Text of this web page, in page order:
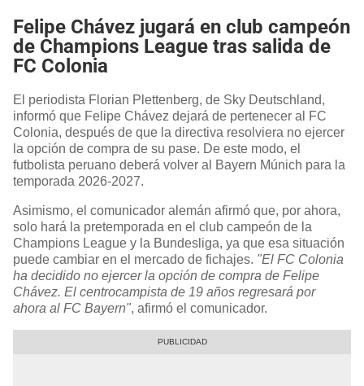
Felipe Chávez jugará en club campeón
de Champions League tras salida de
FC Colonia
El periodista Florian Plettenberg, de Sky Deutschland,
informó que Felipe Chávez dejará de pertenecer al FC
Colonia, después de que la directiva resolviera no ejercer
la opción de compra de su pase. De este modo, el
futbolista peruano deberá volver al Bayern Múnich para la
temporada 2026-2027.
Asimismo, el comunicador alemán afirmó que, por ahora,
solo hará la pretemporada en el club campeón de la
Champions League y la Bundesliga, ya que esa situación
puede cambiar en el mercado de fichajes. "El FC Colonia
ha decidido no ejercer la opción de compra de Felipe
Chávez. El centrocampista de 19 años regresará por
ahora al FC Bayern", afirmó el comunicador.